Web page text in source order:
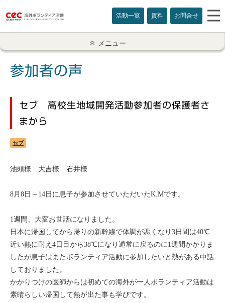
活動一覧 資料 お問合せ
アメリカ
インド
オーストラリア
カナダ
カンボジア
スリランカ
セブ
台湾
メニュー
参加者の声
セブ 高校生地域開発活動参加者の保護者さ
まから
セブ
池頭様 大吉様 石井様
8月8日～14日に息子が参加させていただいたK.Mです。
1週間、大変お世話になりました。
日本に帰国してから帰りの新幹線で体調が悪くなり3日間は40℃
近い熱に耐え4日目から38℃になり通常に戻るのに1週間かかりま
したが息子はまたボランティア活動に参加したいと熱がある中話
しておりました。
かかりつけの医師からは初めての海外が一人ボランティア活動は
素晴らしい帰国して熱が出た事も学びです。